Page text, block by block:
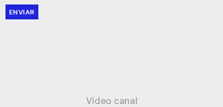
ENVIAR
Vídeo canal